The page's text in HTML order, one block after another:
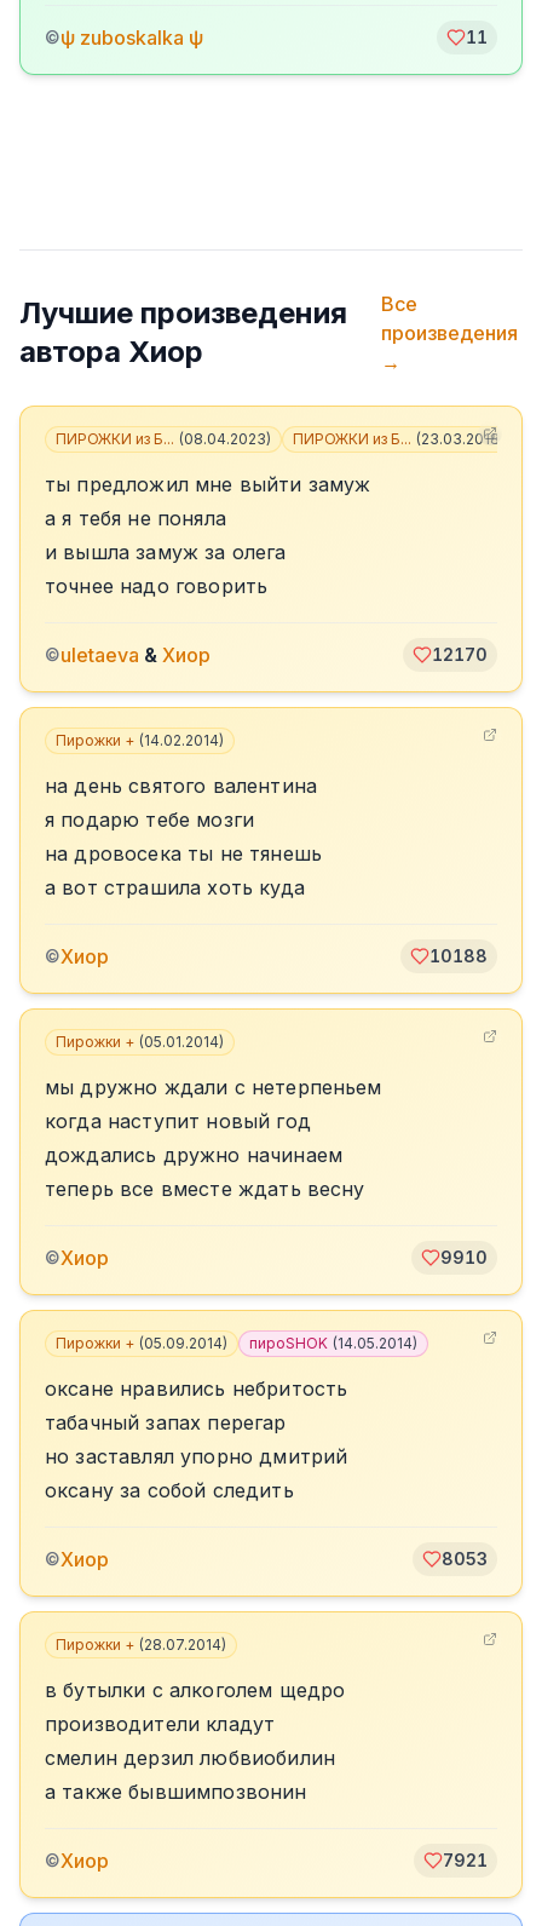
©ψ zuboskalka ψ 11
Лучшие произведения
автора Хиор
Все
произведения
→
ПИРОЖКИ из Б... (08.04.2023) ПИРОЖКИ из Б... (23.03.2018
ты предложил мне выйти замуж
а я тебя не поняла
и вышла замуж за олега
точнее надо говорить
©uletaeva & Хиор 12170
Пирожки + (14.02.2014)
на день святого валентина
я подарю тебе мозги
на дровосека ты не тянешь
а вот страшила хоть куда
©Хиор 10188
Пирожки + (05.01.2014)
мы дружно ждали с нетерпеньем
когда наступит новый год
дождались дружно начинаем
теперь все вместе ждать весну
©Хиор 9910
Пирожки + (05.09.2014) пироSHOK (14.05.2014)
оксане нравились небритость
табачный запах перегар
но заставлял упорно дмитрий
оксану за собой следить
©Хиор 8053
Пирожки + (28.07.2014)
в бутылки с алкоголем щедро
производители кладут
смелин дерзил любвиобилин
а также бывшимпозвонин
©Хиор 7921